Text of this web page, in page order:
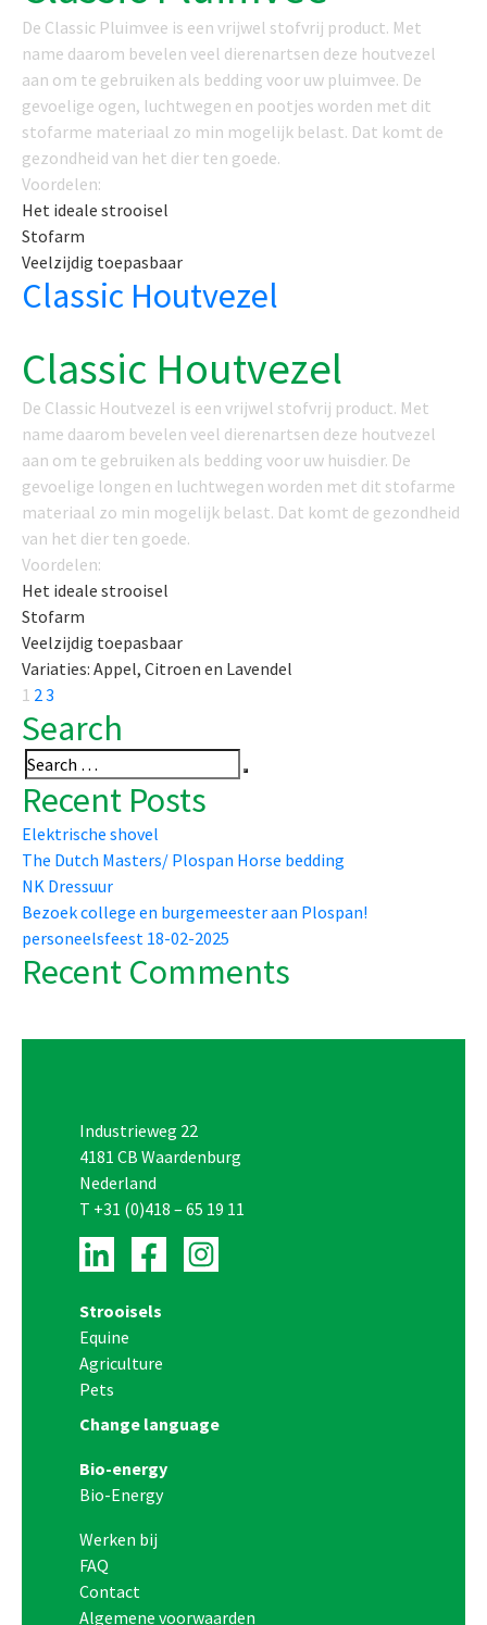
De Classic Pluimvee is een vrijwel stofvrij product. Met
name daarom bevelen veel dierenartsen deze houtvezel
aan om te gebruiken als bedding voor uw pluimvee. De
gevoelige ogen, luchtwegen en pootjes worden met dit
stofarme materiaal zo min mogelijk belast. Dat komt de
gezondheid van het dier ten goede.
Voordelen:
Het ideale strooisel
Stofarm
Veelzijdig toepasbaar
Classic Houtvezel
Classic Houtvezel
De Classic Houtvezel is een vrijwel stofvrij product. Met
name daarom bevelen veel dierenartsen deze houtvezel
aan om te gebruiken als bedding voor uw huisdier. De
gevoelige longen en luchtwegen worden met dit stofarme
materiaal zo min mogelijk belast. Dat komt de gezondheid
van het dier ten goede.
Voordelen:
Het ideale strooisel
Stofarm
Veelzijdig toepasbaar
Variaties: Appel, Citroen en Lavendel
Berichten
paginering
Page
1 Page
2Page
3
page
Search
Search
for:
Recent Posts
Elektrische shovel
The Dutch Masters/ Plospan Horse bedding
NK Dressuur
Bezoek college en burgemeester aan Plospan!
personeelsfeest 18-02-2025
Recent Comments
Industrieweg 22
4181 CB Waardenburg
Nederland
T +31 (0)418 – 65 19 11
Strooisels
Equine
Agriculture
Pets
Change language
Bio-energy
Bio-Energy
Werken bij
FAQ
Contact
Algemene voorwaarden